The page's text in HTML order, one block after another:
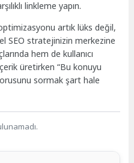
linkleme yapın.
artık lüks değil,
SEO stratejinizin merkezine
hem de kullanıcı
üretirken “Bu konuyu
sormak şart hale